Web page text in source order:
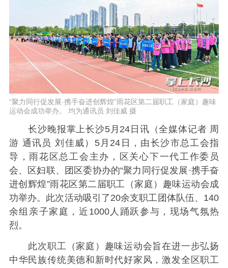
“聚力同行促发展·携手奋进创辉煌”雨花区第二届职工（家庭）趣味
运动会成功举办。 均为通讯员 刘佳威 摄
长沙晚报掌上长沙5月24日讯（全媒体记者 周
游 通讯员 刘佳威）5月24日，由长沙市总工会指
导，雨花区总工会主办，区关心下一代工作委员
会、区妇联、团区委协办的“聚力同行促发展·携手奋
进创辉煌”雨花区第二届职工（家庭）趣味运动会成
功举办。此次活动吸引了20余支职工团体队伍、140
余组亲子家庭，近1000人踊跃参与，现场气氛热
烈。
此次职工（家庭）趣味运动会旨在进一步弘扬
中华民族传统美德和新时代好家风，激发全区职工